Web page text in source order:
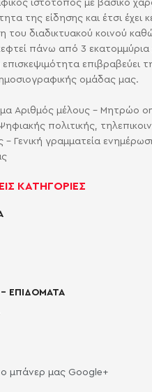
ιστότοπος με βασικό
της είδησης και έτσι έχει
του διαδικτυακού κοινού
πάνω από 3
επισκεψιμότητα επιβραβεύει
ομάδας μας.
Αριθμός μέλους - Μητρώο
πολιτικής,
- Γενική γραμματεία
ΚΑΤΗΓΟΡΙΕΣ
ΕΠΙΔΟΜΑΤΑ
μπάνερ μας Google+